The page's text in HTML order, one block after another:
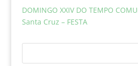
DOMINGO XXIV DO TEMPO
Santa Cruz – FESTA